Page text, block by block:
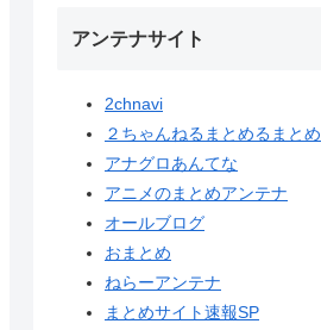
アンテナサイト
2chnavi
２ちゃんねるまとめるまとめ
アナグロあんてな
アニメのまとめアンテナ
オールブログ
おまとめ
ねらーアンテナ
まとめサイト速報SP